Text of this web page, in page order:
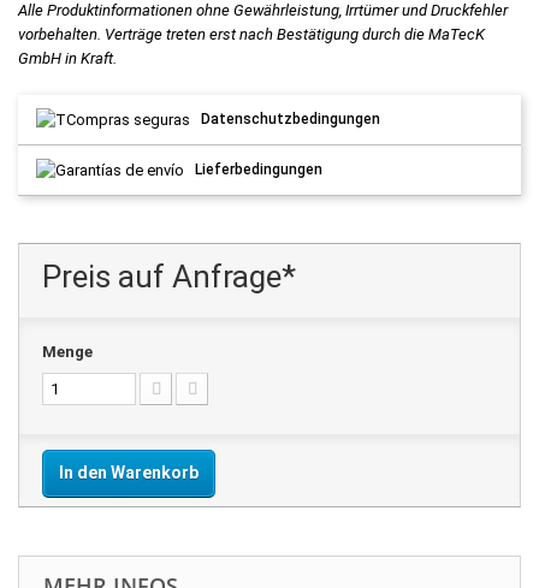
Alle Produktinformationen ohne Gewährleistung, Irrtümer und Druckfehler
vorbehalten. Verträge treten erst nach Bestätigung durch die MaTecK
GmbH in Kraft.
Datenschutzbedingungen
Lieferbedingungen
Preis auf Anfrage*
Menge
In den Warenkorb